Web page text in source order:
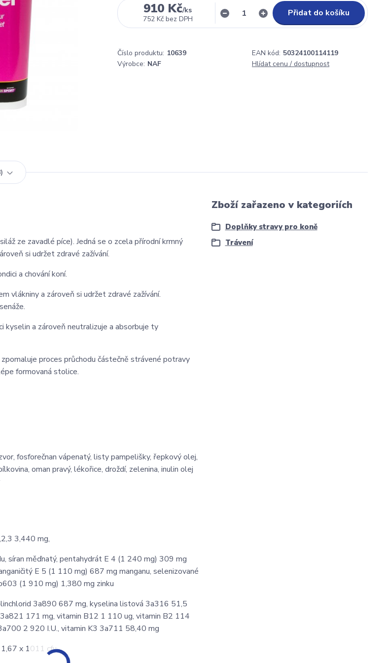
910 Kč/ks
752 Kč bez DPH
Přidat do košíku
Číslo produktu: 10639 EAN kód: 50324100114119
Výrobce: NAF Hlídat cenu / dostupnost
ze zavadlé píce). Jedná se o zcela přírodní krmný
si udržet zdravé zažívání.
a chování koní.
vlákniny a zároveň si udržet zdravé zažívání.
kyselin a zároveň neutralizuje a absorbuje ty
proces průchodu částečně strávené potravy
formovaná stolice.
fosforečnan vápenatý, listy pampelišky, řepkový olej,
oman pravý, lékořice, droždí, zelenina, inulin olej
3,440 mg,
síran měďnatý, pentahydrát E 4 (1 240 mg) 309 mg
E 5 (1 110 mg) 687 mg manganu, selenizované
(1 910 mg) 1,380 mg zinku
3a890 687 mg, kyselina listová 3a316 51,5
171 mg, vitamin B12 1 110 ug, vitamin B2 114
2 920 I.U., vitamin K3 3a711 58,40 mg
1,67 x 1011 cfu
Zboží zařazeno v kategoriích
Doplňky stravy pro koně
Trávení